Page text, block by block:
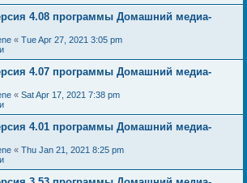
4.08 программы Домашний медиа-
« Tue Apr 27, 2021 3:05 pm
4.07 программы Домашний медиа-
« Sat Apr 17, 2021 7:38 pm
4.01 программы Домашний медиа-
« Thu Jan 21, 2021 8:25 pm